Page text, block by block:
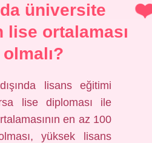
üniversite
ortalaması
lisans eğitimi
lise diploması ile
en az 100
yüksek lisans